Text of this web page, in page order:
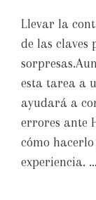
Llevar la
de las claves
esta tarea a
ayudará a
errores ante
cómo
experiencia. …